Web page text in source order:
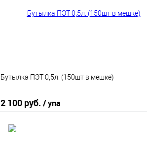
Бутылка ПЭТ 0,5л. (150шт в мешке)
2 100 руб. / упа